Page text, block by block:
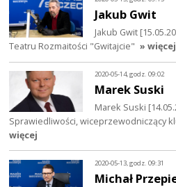
Jakub Gwit
Jakub Gwit
Teatru Rozmaitości "Gwitajcie" » więcej
2020-05-14, godz. 09:02
Marek Suski
Marek Suski
Sprawiedliwości, wiceprzewodniczący
więcej
2020-05-13, godz. 09:31
Michał